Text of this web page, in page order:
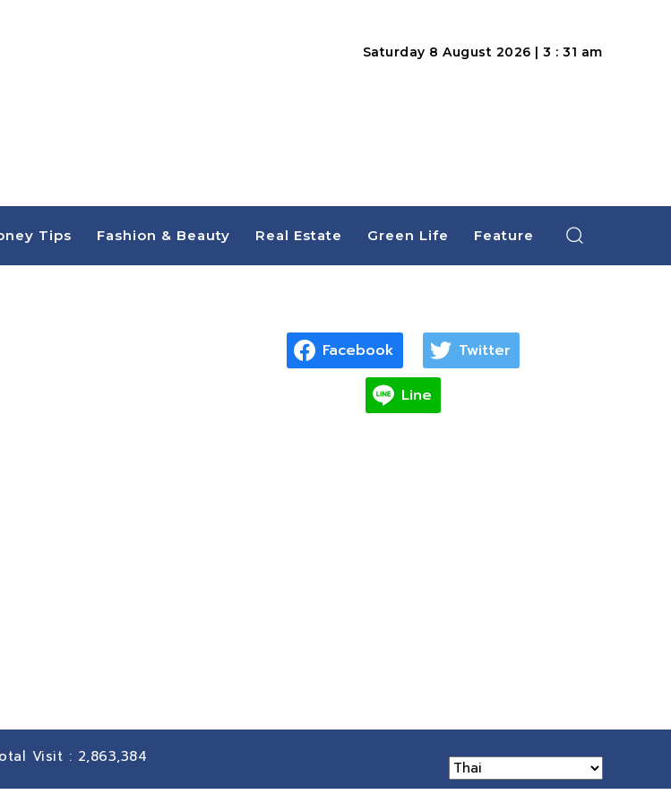
Saturday 8 August 2026 | 3 : 31 am
Tips Fashion & Beauty Real Estate Green Life Feature
Facebook Twitter
Line
Visit : 2,863,384